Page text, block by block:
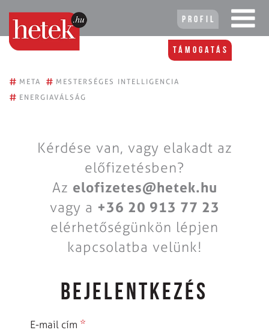
Profil
Támogatás
# META # MESTERSÉGES INTELLIGENCIA
# ENERGIAVÁLSÁG
Kérdése van, vagy elakadt az
előfizetésben?
Az elofizetes@hetek.hu
vagy a +36 20 913 77 23
elérhetőségünkön lépjen
kapcsolatba velünk!
BEJELENTKEZÉS
E-mail cím *